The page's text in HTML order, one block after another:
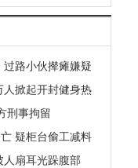
路小伙撵瘫嫌疑
掀起开封健身热
刑事拘留
疑柜台偷工减料
扇耳光跺腹部